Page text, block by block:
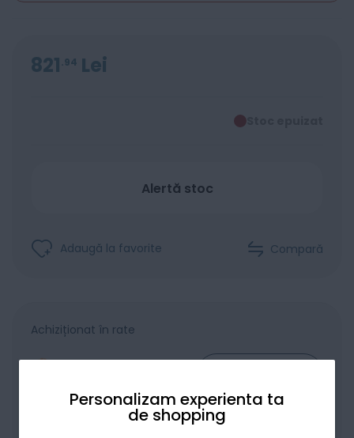
Personalizam experienta ta
de shopping
821 94 Lei
Alertă stoc
Adaugă la favorite Compară
Achiziționat în rate
Lei / lună